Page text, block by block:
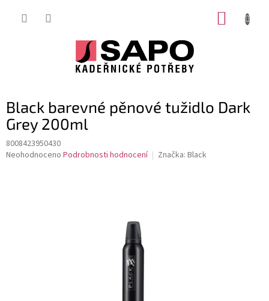
Black barevné pěnové tužidlo Dark
Grey 200ml
8008423950430
Průměrné
Neohodnoceno Podrobnosti hodnocení Značka: Black